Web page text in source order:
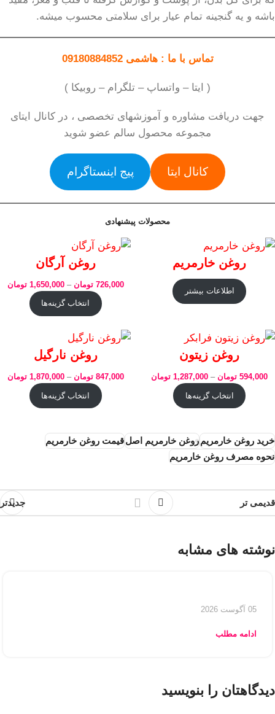
باشه و یه گنجینه تمام عیار برای سلامتی محسوب میشه.
تماس با ما : هاشمی 09180884852
( ایتا – واتساپ – تلگرام – روبیکا )
جهت دریافت مشاوره و آموزشهای تخصصی ، در کانال ایتای
مجموعه محصول سالم عضو شوید
کانال ایتا پیج اینستاگرام
محصولات پیشنهادی
روغن خارمریم
اطلاعات بیشتر
روغن آرگان
726,000 تومان –
1,650,000 تومان
انتخاب گزینه‌ها
روغن زیتون
594,000 تومان –
1,287,000 تومان
انتخاب گزینه‌ها
روغن نارگیل
847,000 تومان –
1,870,000 تومان
انتخاب گزینه‌ها
خرید روغن خارمریمروغن خارمریم اصلقیمت روغن خارمریم
نحوه مصرف روغن خارمریم
جدیدتر قدیمی تر
نوشته های مشابه
05 آگوست 2026
ادامه مطلب
دیدگاهتان را بنویسید